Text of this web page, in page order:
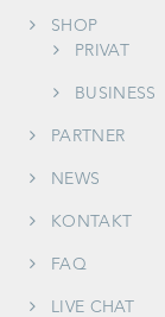
SHOP
PRIVAT
BUSINESS
PARTNER
NEWS
KONTAKT
FAQ
LIVE CHAT